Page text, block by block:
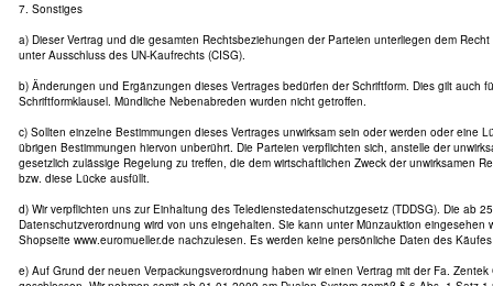
7. Sonstiges
a) Dieser Vertrag und die gesamten Rechtsbeziehungen der Parteien unterliegen dem
unter Ausschluss des UN-Kaufrechts (CISG).
b) Änderungen und Ergänzungen dieses Vertrages bedürfen der Schriftform. Dies gilt auch
Schriftformklausel. Mündliche Nebenabreden wurden nicht getroffen.
c) Sollten einzelne Bestimmungen dieses Vertrages unwirksam sein oder werden oder eine
übrigen Bestimmungen hiervon unberührt. Die Parteien verpflichten sich, anstelle der
gesetzlich zulässige Regelung zu treffen, die dem wirtschaftlichen Zweck der unwirksamen
bzw. diese Lücke ausfüllt.
d) Wir verpflichten uns zur Einhaltung des Teledienstedatenschutzgesetz (TDDSG). Die ab
Datenschutzverordnung wird von uns eingehalten. Sie kann unter Münzauktion eingesehen
Shopseite www.euromueller.de nachzulesen. Es werden keine persönliche Daten des
e) Auf Grund der neuen Verpackungsverordnung haben wir einen Vertrag mit der Fa. Zentek